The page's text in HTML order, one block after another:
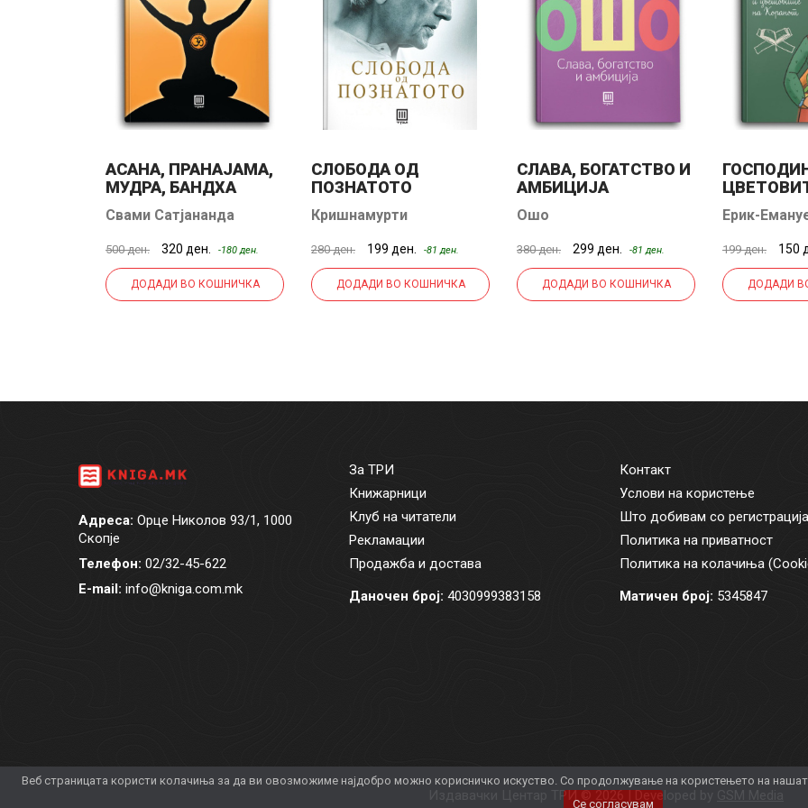
АСАНА, ПРАНАЈАМА,
МУДРА, БАНДХА
Свами Сатјананда
500 ден. 320 ден. -180 ден.
ДОДАДИ ВО КОШНИЧКА
СЛОБОДА ОД
ПОЗНАТОТО
Кришнамурти
280 ден. 199 ден. -81 ден.
ДОДАДИ ВО КОШНИЧКА
СЛАВА, БОГАТСТВО И
АМБИЦИЈА
Ошо
380 ден. 299 ден. -81 ден.
ДОДАДИ ВО КОШНИЧКА
КОРАНОТ
Ерик-
199 ден. 150
ДОДАДИ
Веб страницата користи колачиња за да ви овозможиме најдобро можно корисничко искуство. Со продолжување на користењето на
Се согласувам
Адреса: Орце Николов 93/1, 1000
Скопје
Телефон: 02/32-45-622
E-mail: info@kniga.com.mk
За ТРИ
Книжарници
Клуб на читатели
Рекламации
Продажба и достава
Даночен број: 4030999383158
Контакт
Услови на користење
Што добивам со регистрација
Политика на приватност
Политика на колачиња
Матичен број: 5345847
Издавачки Центар ТРИ © 2026 | Developed by